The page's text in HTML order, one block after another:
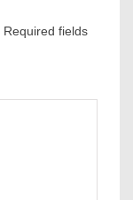
Required fields